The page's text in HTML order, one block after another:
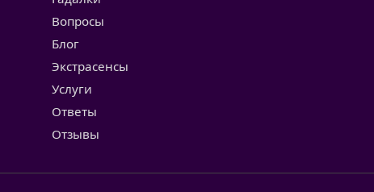
Вопросы
Блог
Экстрасенсы
Услуги
Ответы
Отзывы